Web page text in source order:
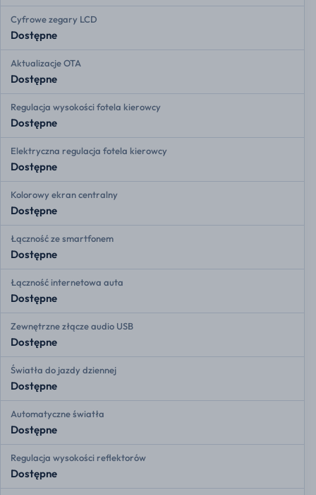
Cyfrowe zegary LCD
Dostępne
Aktualizacje OTA
Dostępne
Regulacja wysokości fotela kierowcy
Dostępne
Elektryczna regulacja fotela kierowcy
Dostępne
Kolorowy ekran centralny
Dostępne
Łączność ze smartfonem
Dostępne
Łączność internetowa auta
Dostępne
Zewnętrzne złącze audio USB
Dostępne
Światła do jazdy dziennej
Dostępne
Automatyczne światła
Dostępne
Regulacja wysokości reflektorów
Dostępne